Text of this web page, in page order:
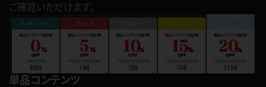
ご確認いただけます。
単品コンテンツ